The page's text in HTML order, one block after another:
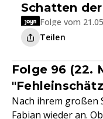
Schatten
Folge vom
Teilen
Folge 96 (22.
Nach ihrem großen
Fabian wieder an.